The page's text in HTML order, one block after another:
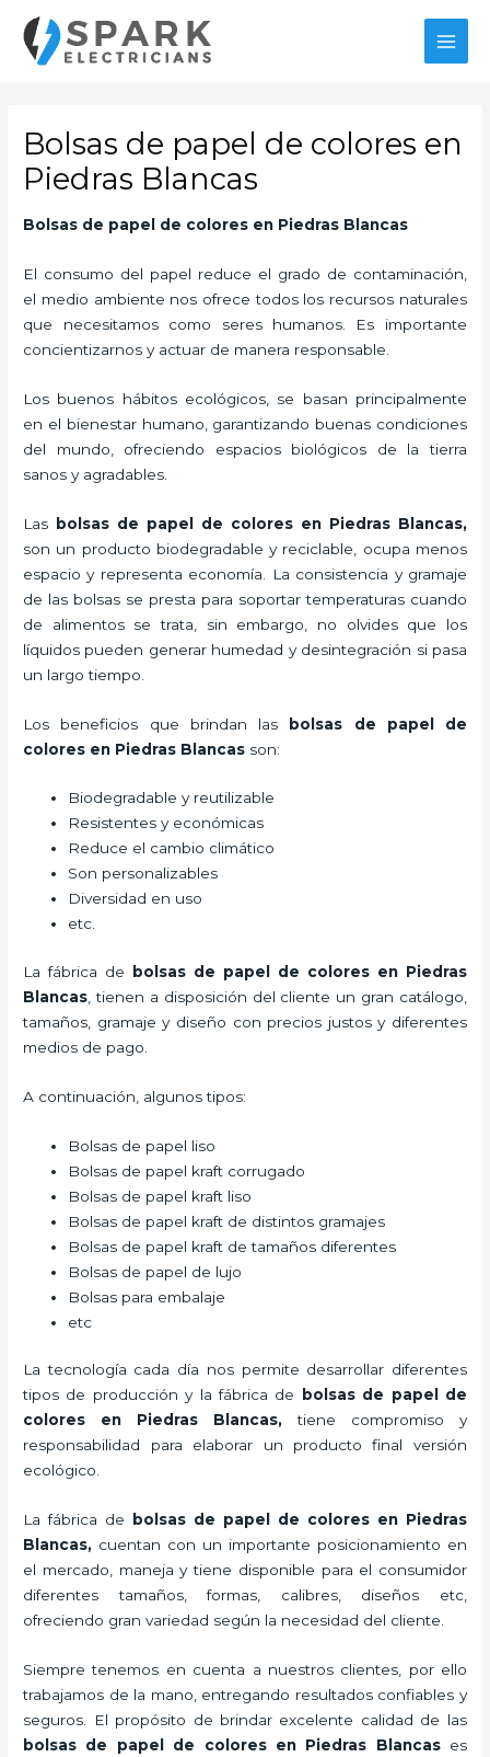
contenido
Bolsas de papel de colores en
Piedras Blancas
Bolsas de papel de colores en Piedras Blancas
El consumo del papel reduce el grado de contaminación,
el medio ambiente nos ofrece todos los recursos naturales
que necesitamos como seres humanos. Es importante
concientizarnos y actuar de manera responsable.
Los buenos hábitos ecológicos, se basan principalmente
en el bienestar humano, garantizando buenas condiciones
del mundo, ofreciendo espacios biológicos de la tierra
sanos y agradables.
Las
bolsas de papel de colores en Piedras Blancas,
son un producto biodegradable y reciclable, ocupa menos
espacio y representa economía. La consistencia y gramaje
de las bolsas se presta para soportar temperaturas cuando
de alimentos se trata, sin embargo, no olvides que los
líquidos pueden generar humedad y desintegración si pasa
un largo tiempo.
Los beneficios que brindan las bolsas de papel de
colores en Piedras Blancas son:
Biodegradable y reutilizable
Resistentes y económicas
Reduce el cambio climático
Son personalizables
Diversidad en uso
etc.
La fábrica de
bolsas de papel de colores en Piedras
Blancas , tienen a disposición del cliente un gran catálogo,
tamaños, gramaje y diseño con precios justos y diferentes
medios de pago.
A continuación, algunos tipos:
Bolsas de papel liso
Bolsas de papel kraft corrugado
Bolsas de papel kraft liso
Bolsas de papel kraft de distintos gramajes
Bolsas de papel kraft de tamaños diferentes
Bolsas de papel de lujo
Bolsas para embalaje
etc
La tecnología cada día nos permite desarrollar diferentes
tipos de producción y la fábrica de
bolsas de papel de
colores en Piedras Blancas, tiene compromiso y
responsabilidad para elaborar un producto final versión
ecológico.
La fábrica de
bolsas de papel de colores en Piedras
Blancas, cuentan con un importante posicionamiento en
el mercado,
maneja y tiene disponible para el consumidor
diferentes tamaños, formas, calibres, diseños etc,
ofreciendo gran variedad según la necesidad del cliente.
Siempre tenemos en cuenta a nuestros clientes, por ello
trabajamos de la mano, entregando resultados confiables y
seguros. El propósito de brindar excelente calidad de las
bolsas de papel de colores en Piedras Blancas es